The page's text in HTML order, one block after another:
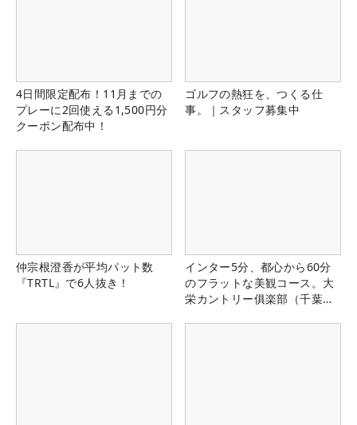
4日間限定配布！11月までの
プレーに2回使える1,500円分
クーポン配布中！
ゴルフの熱狂を、つくる仕
事。｜スタッフ募集中
仲宗根澄香が平均パット数
『TRTL』で6人抜き！
インター5分、都心から60分
のフラットな美観コース。大
栄カントリー俱楽部（千葉